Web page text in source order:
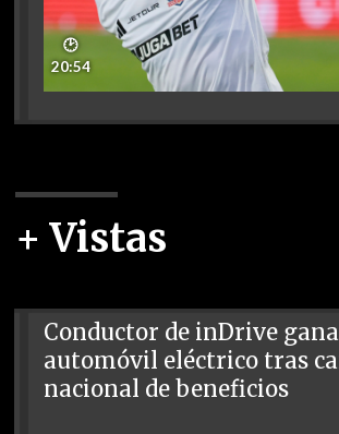
🕑
20:54
+ Vistas
Conductor de inDrive gana
automóvil eléctrico tras
nacional de beneficios